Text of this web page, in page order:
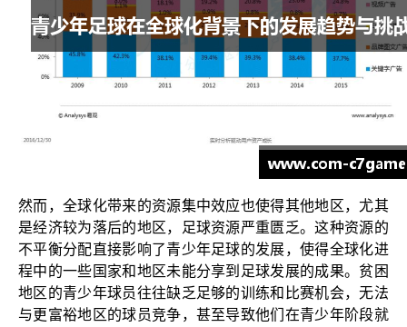
然而，全球化带来的资源集中效应也使得其他地区，尤其
是经济较为落后的地区，足球资源严重匮乏。这种资源的
不平衡分配直接影响了青少年足球的发展，使得全球化进
程中的一些国家和地区未能分享到足球发展的成果。贫困
地区的青少年球员往往缺乏足够的训练和比赛机会，无法
与更富裕地区的球员竞争，甚至导致他们在青少年阶段就